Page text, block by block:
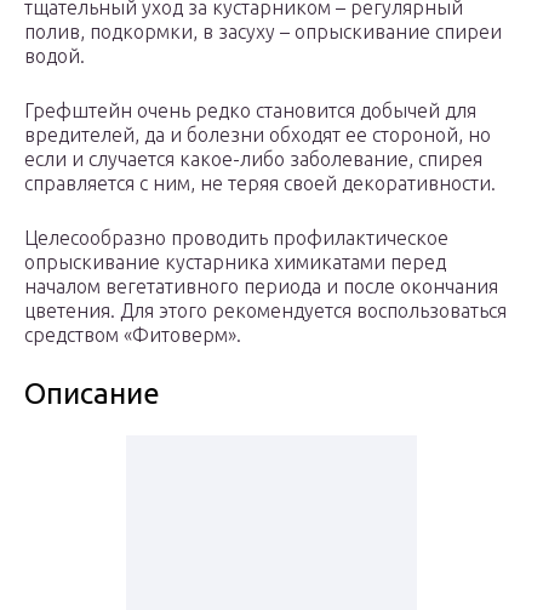
тщательный уход за кустарником – регулярный
полив, подкормки, в засуху – опрыскивание спиреи
водой.
Грефштейн очень редко становится добычей для
вредителей, да и болезни обходят ее стороной, но
если и случается какое-либо заболевание, спирея
справляется с ним, не теряя своей декоративности.
Целесообразно проводить профилактическое
опрыскивание кустарника химикатами перед
началом вегетативного периода и после окончания
цветения. Для этого рекомендуется воспользоваться
средством «Фитоверм».
Описание